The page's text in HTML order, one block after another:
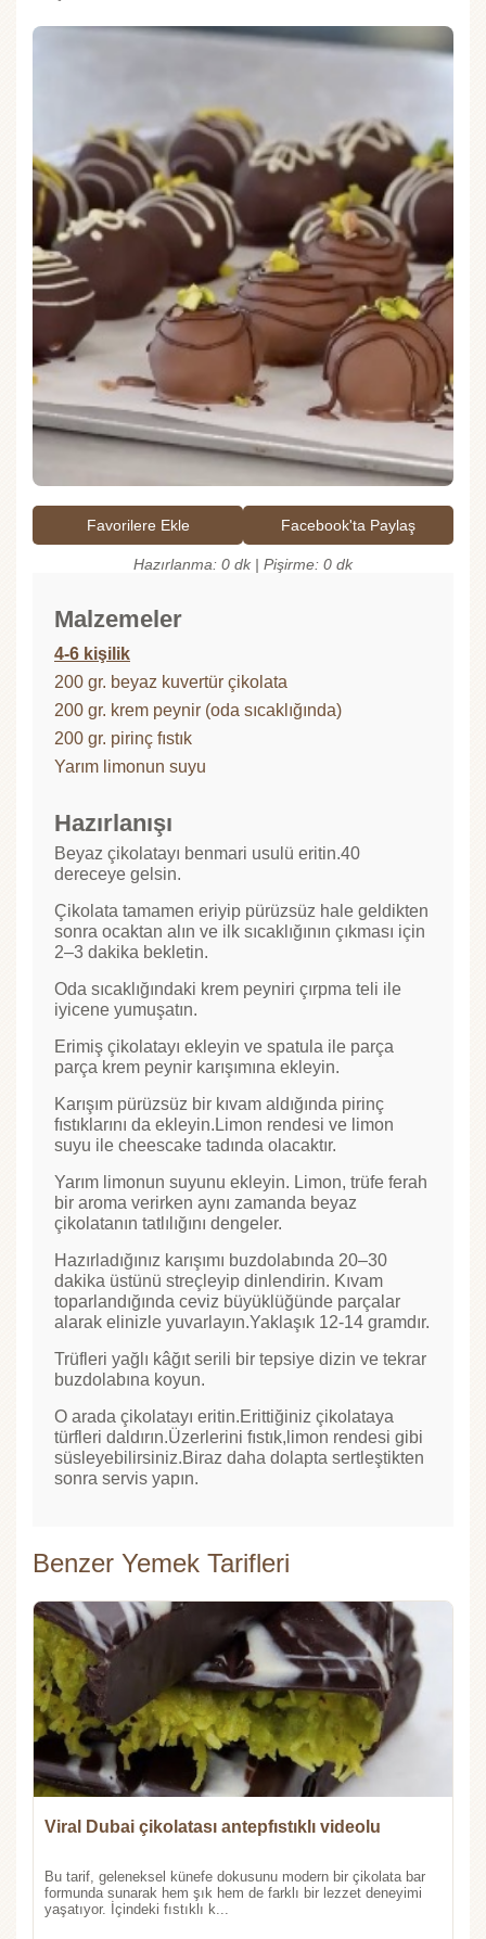
Favorilere Ekle Facebook'ta Paylaş
Hazırlanma: 0 dk | Pişirme: 0 dk
Malzemeler
4-6 kişilik
200 gr. beyaz kuvertür çikolata
200 gr. krem peynir (oda sıcaklığında)
200 gr. pirinç fıstık
Yarım limonun suyu
Hazırlanışı
Beyaz çikolatayı benmari usulü eritin.40
dereceye gelsin.
Çikolata tamamen eriyip pürüzsüz hale geldikten
sonra ocaktan alın ve ilk sıcaklığının çıkması için
2–3 dakika bekletin.
Oda sıcaklığındaki krem peyniri çırpma teli ile
iyicene yumuşatın.
Erimiş çikolatayı ekleyin ve spatula ile parça
parça krem peynir karışımına ekleyin.
Karışım pürüzsüz bir kıvam aldığında pirinç
fıstıklarını da ekleyin.Limon rendesi ve limon
suyu ile cheescake tadında olacaktır.
Yarım limonun suyunu ekleyin. Limon, trüfe ferah
bir aroma verirken aynı zamanda beyaz
çikolatanın tatlılığını dengeler.
Hazırladığınız karışımı buzdolabında 20–30
dakika üstünü streçleyip dinlendirin. Kıvam
toparlandığında ceviz büyüklüğünde parçalar
alarak elinizle yuvarlayın.Yaklaşık 12-14 gramdır.
Trüfleri yağlı kâğıt serili bir tepsiye dizin ve tekrar
buzdolabına koyun.
O arada çikolatayı eritin.Erittiğiniz çikolataya
türfleri daldırın.Üzerlerini fıstık,limon rendesi gibi
süsleyebilirsiniz.Biraz daha dolapta sertleştikten
sonra servis yapın.
Benzer Yemek Tarifleri
Viral Dubai çikolatası antepfıstıklı videolu
Bu tarif, geleneksel künefe dokusunu modern bir çikolata bar
formunda sunarak hem şık hem de farklı bir lezzet deneyimi
yaşatıyor. İçindeki fıstıklı k...